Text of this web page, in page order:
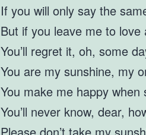
If you will only say the
But if you leave me to love
You’ll regret it, oh, some
You are my sunshine, my
You make me happy when
You’ll never know, dear,